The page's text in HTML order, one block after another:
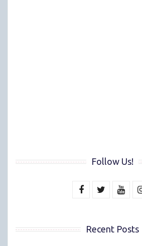
Follow Us!
Recent Posts